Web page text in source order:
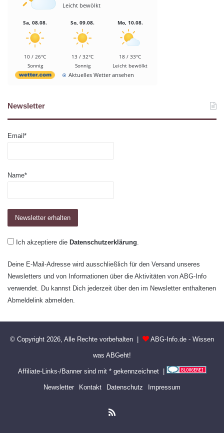
Leicht bewölkt
Sa, 08.08.
10 / 26°C
Sonnig
So, 09.08.
13 / 32°C
Sonnig
Mo, 10.08.
18 / 33°C
Leicht bewölkt
Aktuelles Wetter ansehen
Newsletter
Email*
Name*
Ich akzeptiere die Datenschutzerklärung.
Deine E-Mail-Adresse wird ausschließlich für den Versand unseres
Newsletters und von Informationen über die Aktivitäten von ABG-Info
verwendet. Du kannst Dich jederzeit über den im Newsletter enthaltenen
Abmeldelink abmelden.
© Copyright 2026, Alle Rechte vorbehalten | ABG-Info.de - Wissen
was ABGeht!
Affiliate-Links-/Banner sind mit * gekennzeichnet |
Newsletter Kontakt Datenschutz Impressum